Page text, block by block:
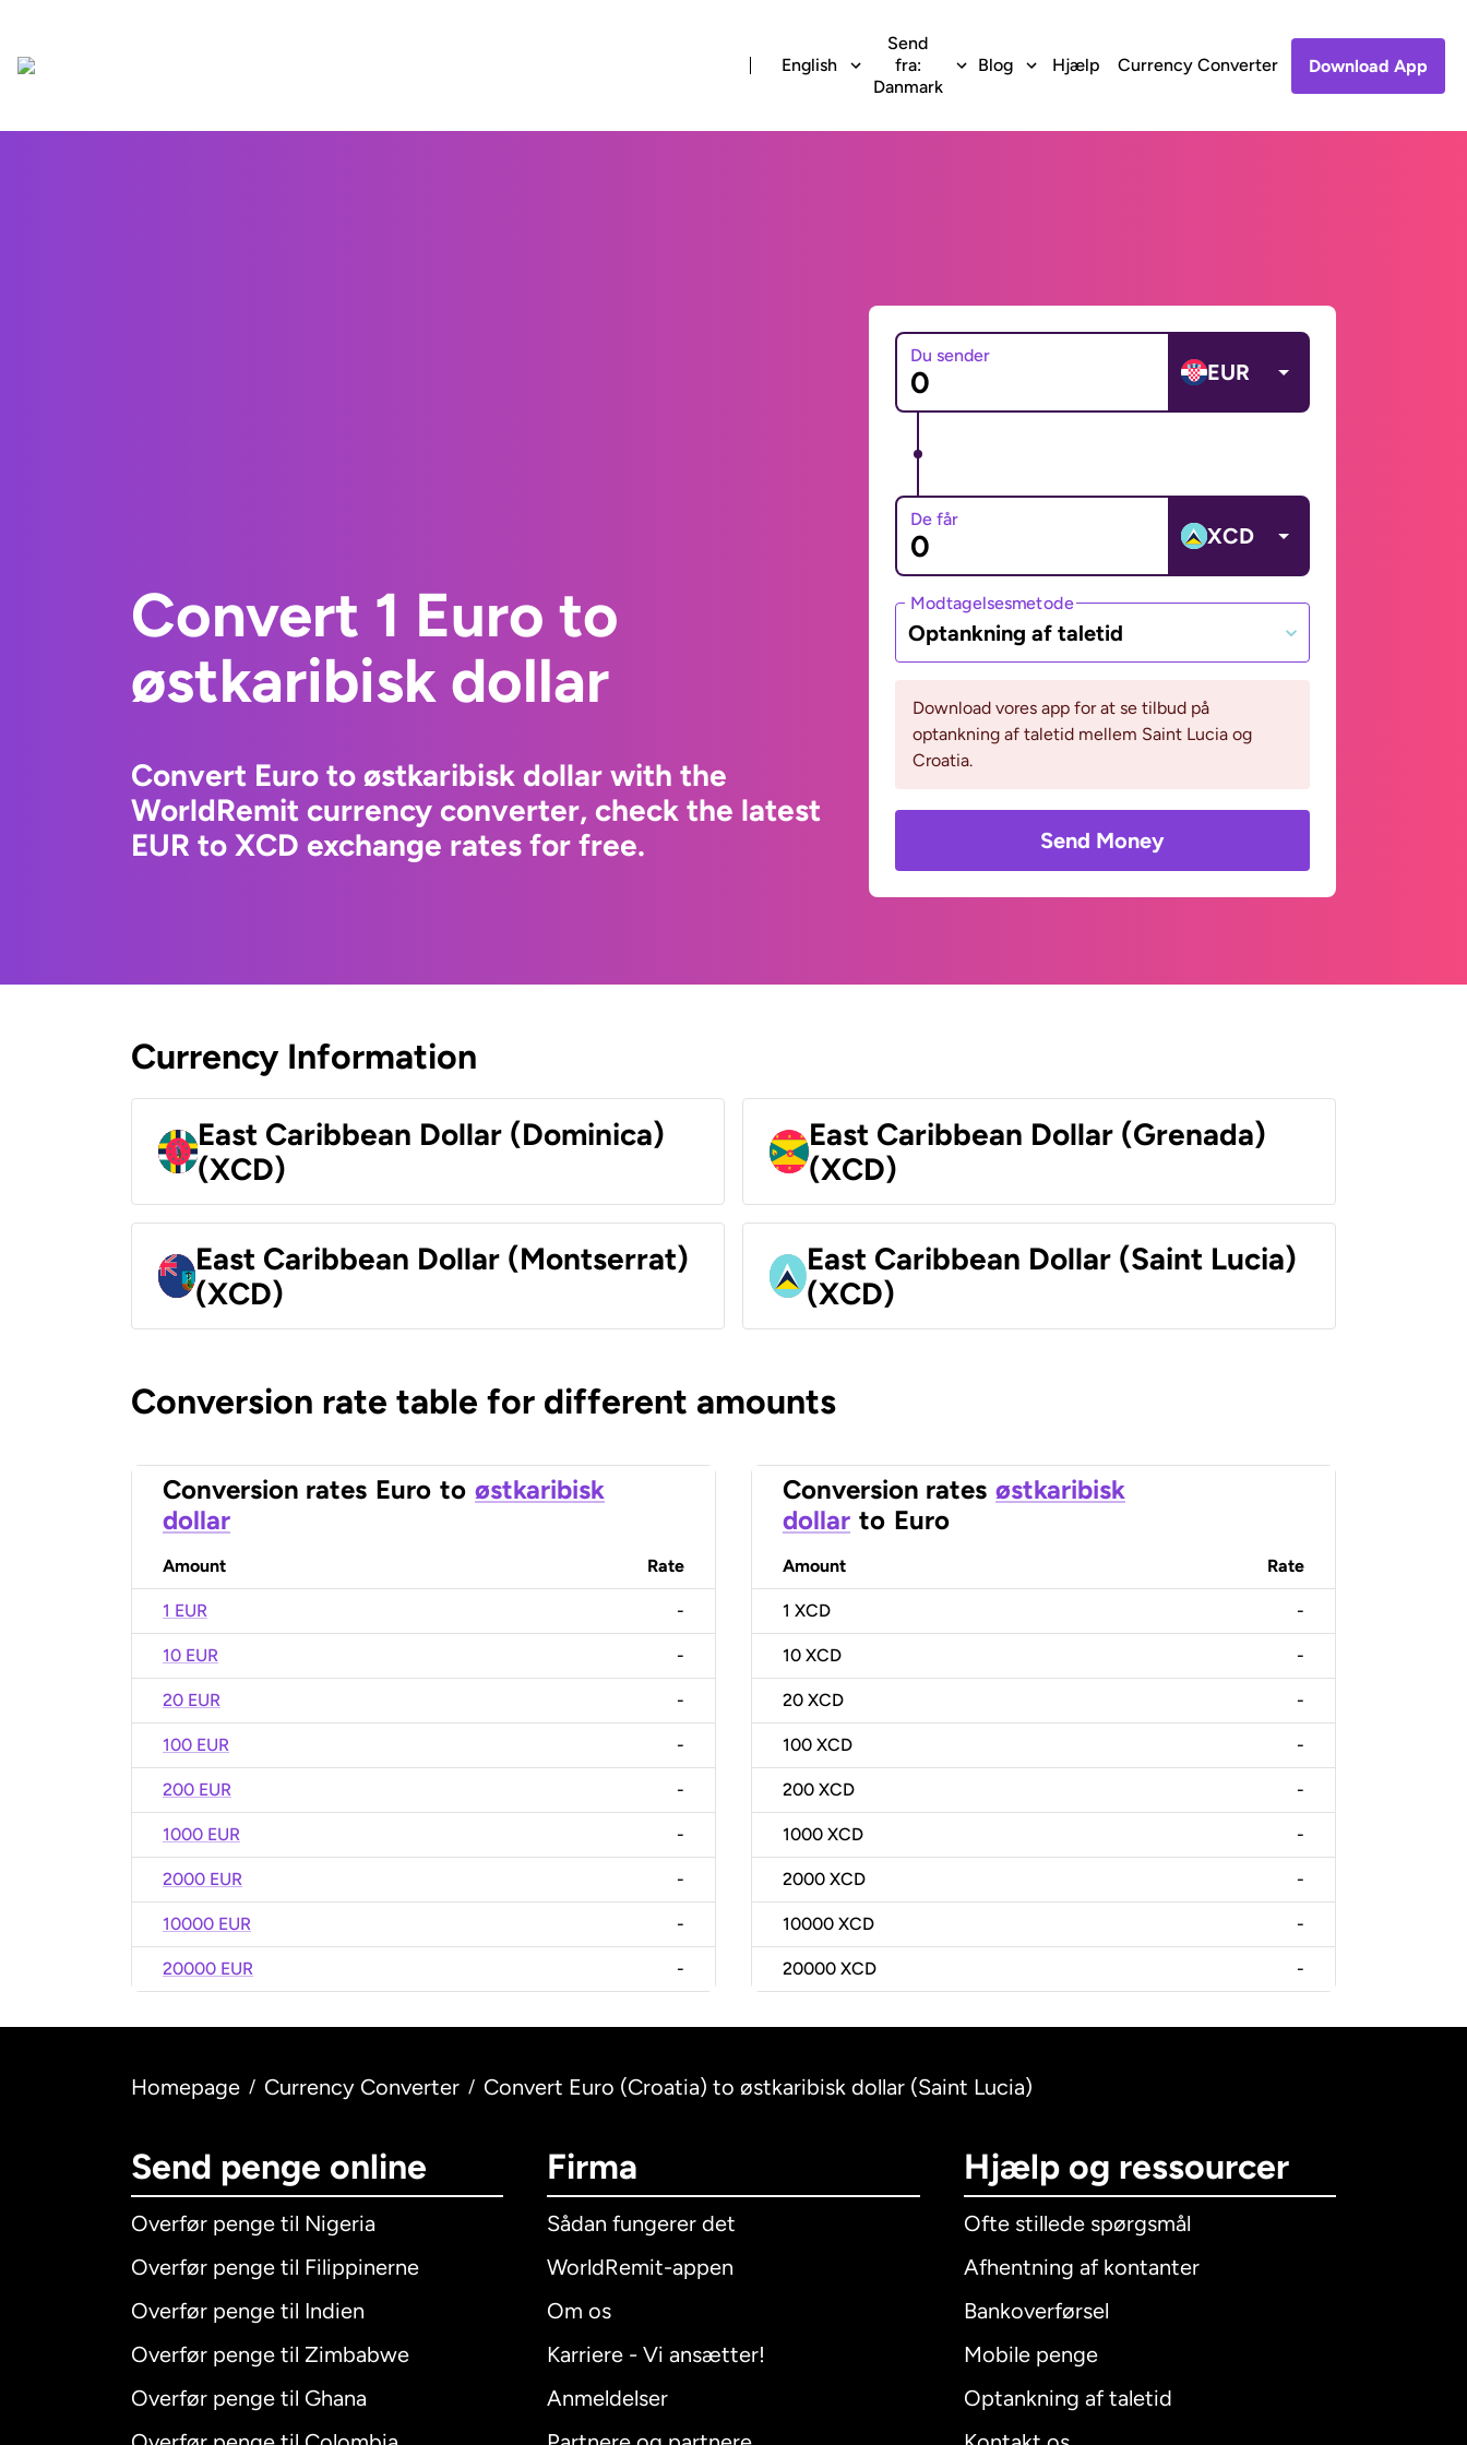
English
Send
fra:
Danmark
Blog Hjælp Currency Converter Download App
Convert 1 Euro to
østkaribisk dollar
Convert Euro to østkaribisk dollar with the
WorldRemit currency converter, check the latest
EUR to XCD exchange rates for free.
Du sender
EUR
De får
XCD
Modtagelsesmetode
Optankning af taletid
Download vores app for at se tilbud på
optankning af taletid mellem Saint Lucia og
Croatia.
Send Money
Currency Information
East Caribbean Dollar (Dominica)
(XCD)
East Caribbean Dollar (Grenada)
(XCD)
East Caribbean Dollar (Montserrat)
(XCD)
East Caribbean Dollar (Saint Lucia)
(XCD)
Conversion rate table for different amounts
Conversion rates Euro to østkaribisk
dollar
Amount Rate
1 EUR -
10 EUR -
20 EUR -
100 EUR -
200 EUR -
1000 EUR -
2000 EUR -
10000 EUR -
20000 EUR -
Conversion rates østkaribisk
dollar to Euro
Amount Rate
1 XCD -
10 XCD -
20 XCD -
100 XCD -
200 XCD -
1000 XCD -
2000 XCD -
10000 XCD -
20000 XCD -
Homepage / Currency Converter / Convert Euro (Croatia) to østkaribisk dollar (Saint Lucia)
Send penge online
Overfør penge til Nigeria
Overfør penge til Filippinerne
Overfør penge til Indien
Overfør penge til Zimbabwe
Overfør penge til Ghana
Firma
Sådan fungerer det
WorldRemit-appen
Om os
Karriere - Vi ansætter!
Anmeldelser
Hjælp og ressourcer
Ofte stillede spørgsmål
Afhentning af kontanter
Bankoverførsel
Mobile penge
Optankning af taletid